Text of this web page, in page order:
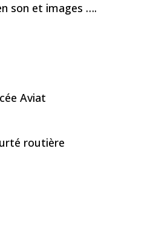
son et images ….
Aviat
routière